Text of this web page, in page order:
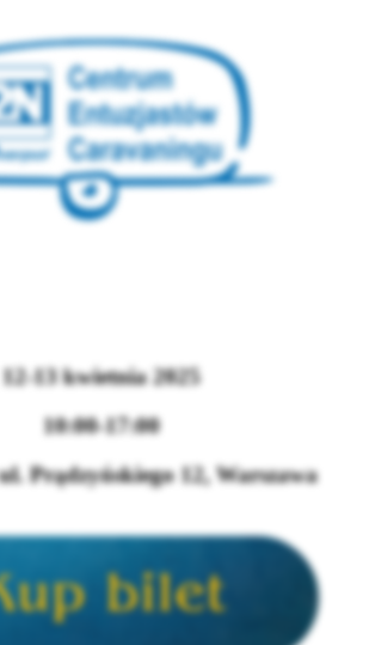
12-13 kwietnia 2025
10:00-17:00
Prądzyńskiego 12, Warszawa